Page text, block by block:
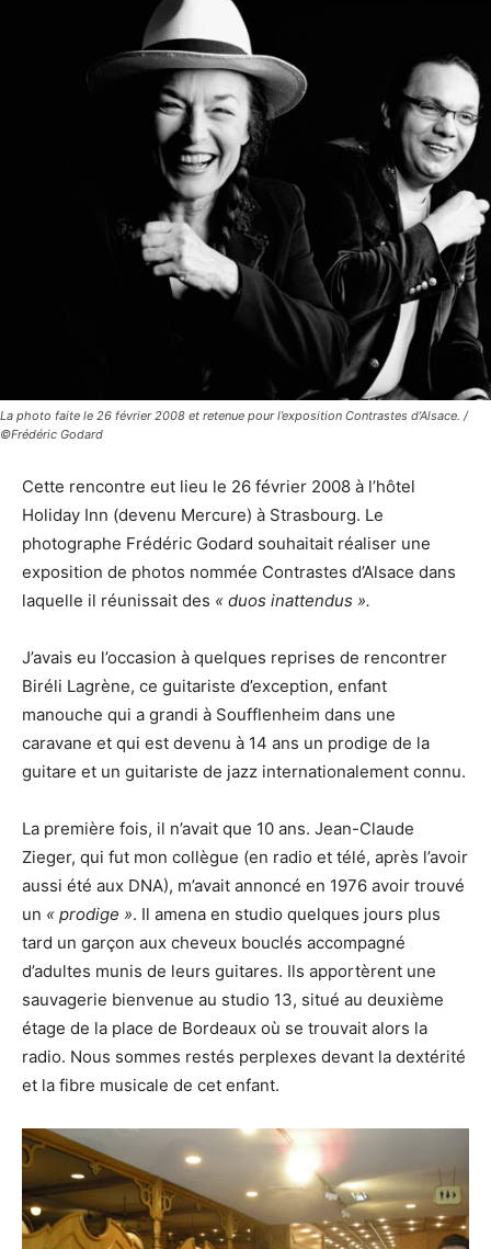
La photo faite le 26 février 2008 et retenue pour l’exposition Contrastes d’Alsace. /
©Frédéric Godard
Cette rencontre eut lieu le 26 février 2008 à l’hôtel
Holiday Inn (devenu Mercure) à Strasbourg. Le
photographe Frédéric Godard souhaitait réaliser une
exposition de photos nommée Contrastes d’Alsace dans
laquelle il réunissait des « duos inattendus ».
J’avais eu l’occasion à quelques reprises de rencontrer
Biréli Lagrène, ce guitariste d’exception, enfant
manouche qui a grandi à Soufflenheim dans une
caravane et qui est devenu à 14 ans un prodige de la
guitare et un guitariste de jazz internationalement connu.
La première fois, il n’avait que 10 ans. Jean-Claude
Zieger, qui fut mon collègue (en radio et télé, après l’avoir
aussi été aux DNA), m’avait annoncé en 1976 avoir trouvé
un « prodige ». Il amena en studio quelques jours plus
tard un garçon aux cheveux bouclés accompagné
d’adultes munis de leurs guitares. Ils apportèrent une
sauvagerie bienvenue au studio 13, situé au deuxième
étage de la place de Bordeaux où se trouvait alors la
radio. Nous sommes restés perplexes devant la dextérité
et la fibre musicale de cet enfant.